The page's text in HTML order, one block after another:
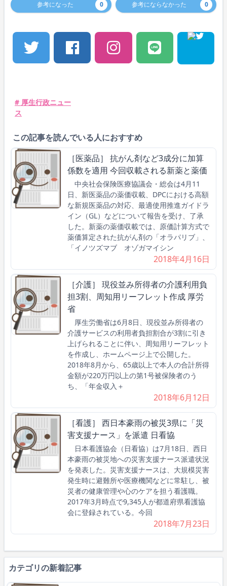
参考になった 0 参考にならなかった 0
# 厚生行政ニュー
ス
この記事を読んでいる人におすすめ
［医薬品］ 抗がん剤など3成分に加算
係数を適用 今回収載される新薬と薬価
中央社会保険医療協議会・総会は4月11
日、新医薬品の薬価収載、DPCにおける高額
な新規医薬品の対応、最適使用推進ガイドラ
イン（GL）などについて報告を受け、了承
した。新薬の薬価収載では、原価計算方式で
薬価算定された抗がん剤の「オラパリブ」、
「イノツズマブ オゾガマイシン
2018年4月16日
［介護］ 現役並み所得者の介護利用負
担3割、周知用リーフレット作成 厚労
省
厚生労働省は6月8日、現役並み所得者の
介護サービスの利用者負担割合が3割に引き
上げられることに伴い、周知用リーフレット
を作成し、ホームページ上で公開した。
2018年8月から、65歳以上で本人の合計所得
金額が220万円以上の第1号被保険者のう
ち、「年金収入＋
2018年6月12日
［看護］ 西日本豪雨の被災3県に「災
害支援ナース」を派遣 日看協
日本看護協会（日看協）は7月18日、西日
本豪雨の被災地への災害支援ナース派遣状況
を発表した。災害支援ナースは、大規模災害
発生時に避難所や医療機関などに常駐し、被
災者の健康管理や心のケアを担う看護職。
2017年3月時点で9,345人が都道府県看護協
会に登録されている。今回
2018年7月23日
カテゴリの新着記事